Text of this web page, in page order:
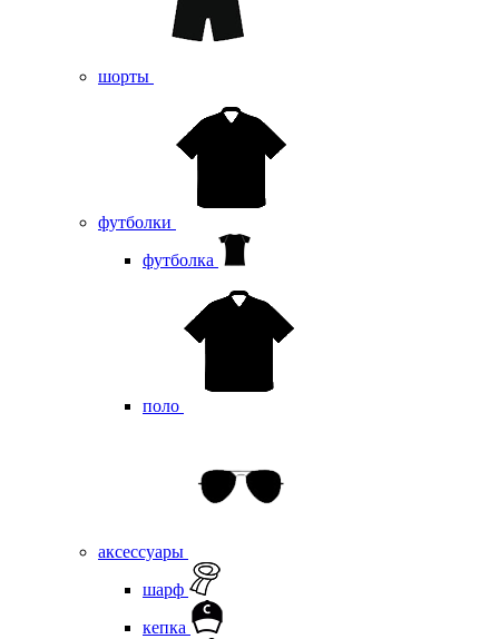
шорты
футболки
футболка
поло
аксессуары
шарф
кепка